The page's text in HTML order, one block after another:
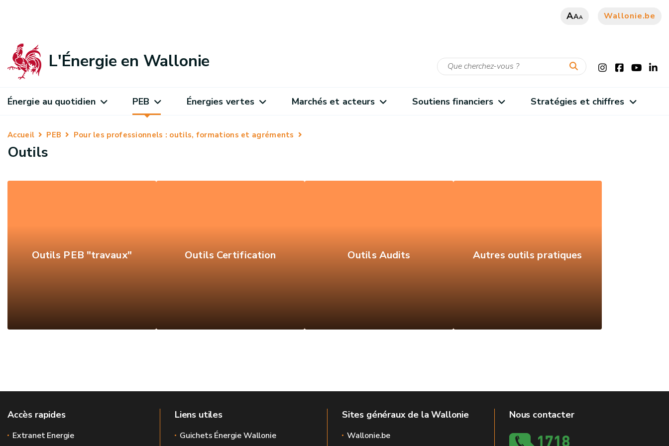
AAA Wallonie.be
L'Énergie en Wallonie
Énergie au quotidien PEB Énergies vertes Marchés et acteurs Soutiens financiers Stratégies et chiffres
Accueil PEB Pour les professionnels : outils, formations et agréments
Outils
Outils PEB "travaux" Outils Certification Outils Audits Autres outils pratiques
Accès rapides
Extranet Energie
Liens utiles
Guichets Énergie Wallonie
Sites généraux de la Wallonie
Wallonie.be
Nous contacter